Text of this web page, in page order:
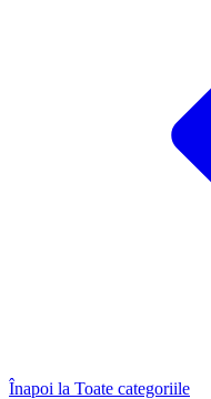
Înapoi la Toate categoriile